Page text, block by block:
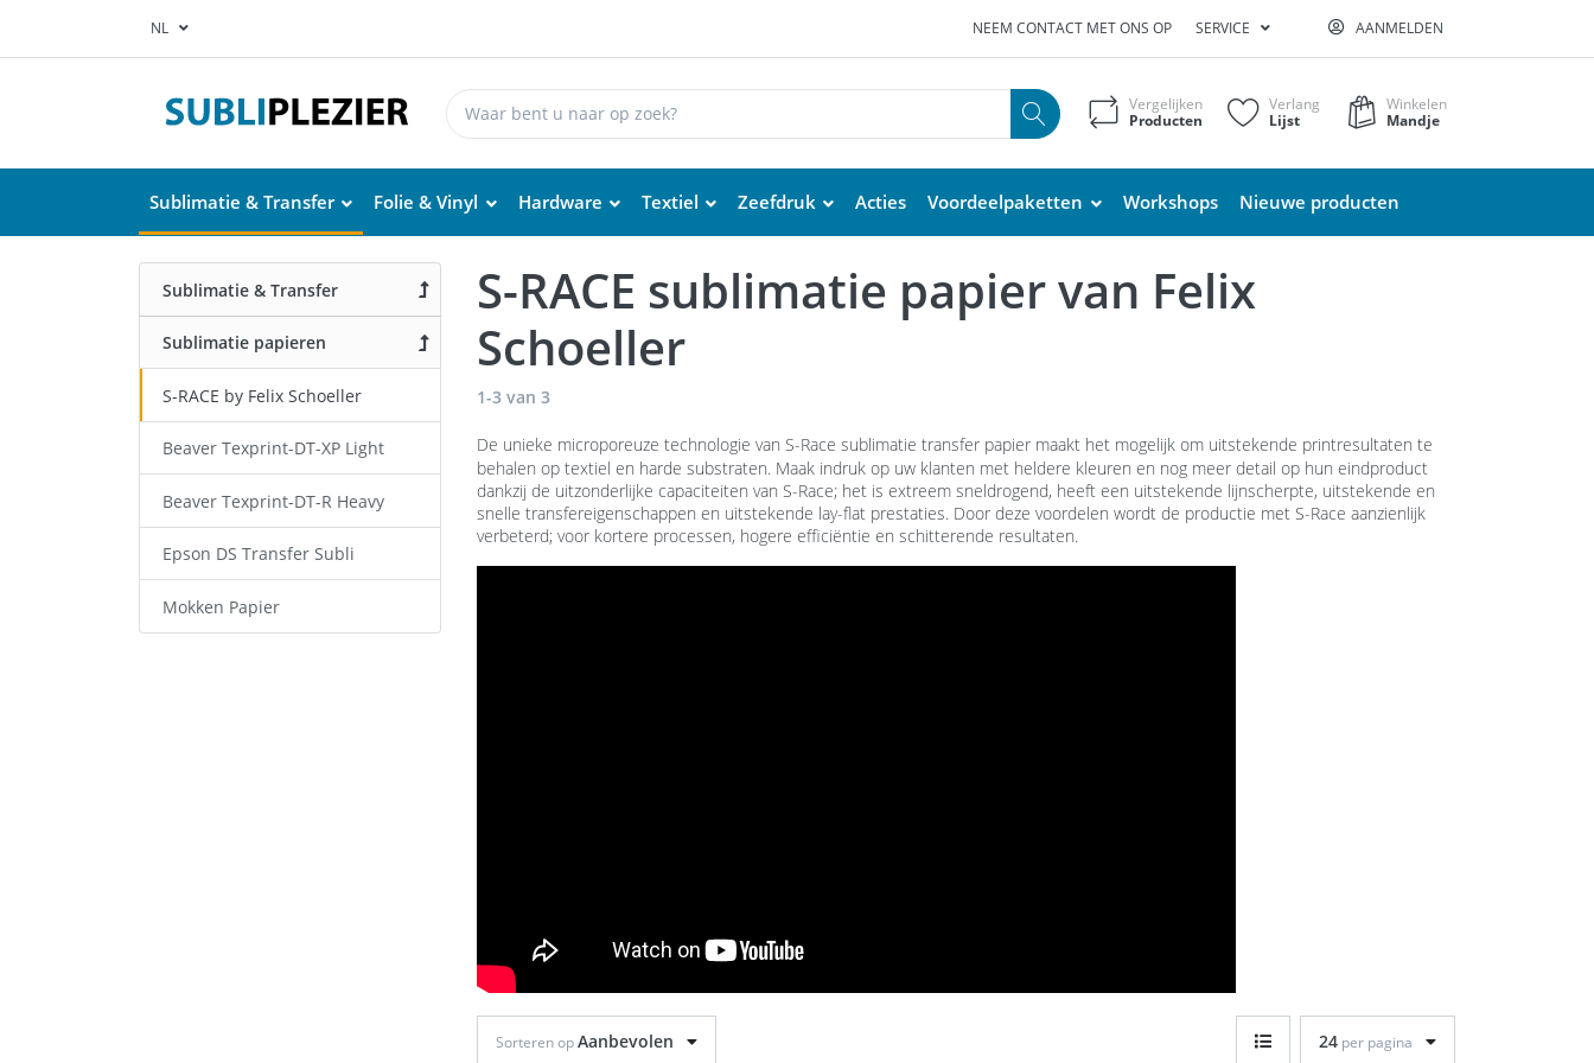
NL NEEM CONTACT MET ONS OP SERVICE AANMELDEN
Vergelijken
Producten
Verlang
Lijst
Winkelen
Mandje
Sublimatie & Transfer Folie & Vinyl Hardware Textiel Zeefdruk Acties Voordeelpaketten Workshops Nieuwe producten
Sublimatie & Transfer
Sublimatie papieren
S-RACE by Felix Schoeller
Beaver Texprint-DT-XP Light
Beaver Texprint-DT-R Heavy
Epson DS Transfer Subli
Mokken Papier
S-RACE sublimatie papier van Felix
Schoeller
1-3 van 3
De unieke microporeuze technologie van S-Race sublimatie transfer papier maakt het mogelijk om uitstekende printresultaten te
behalen op textiel en harde substraten. Maak indruk op uw klanten met heldere kleuren en nog meer detail op hun eindproduct
dankzij de uitzonderlijke capaciteiten van S-Race; het is extreem sneldrogend, heeft een uitstekende lijnscherpte, uitstekende en
snelle transfereigenschappen en uitstekende lay-flat prestaties. Door deze voordelen wordt de productie met S-Race aanzienlijk
verbeterd; voor kortere processen, hogere efficiëntie en schitterende resultaten.
Sorteren opAanbevolen 24per pagina